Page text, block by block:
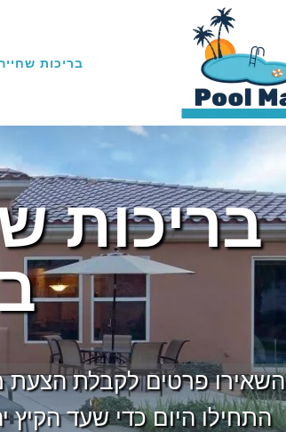
בריכות
בריכות
השאירו פרטים לקבלת הצעת
התחילו היום כדי שעד הקיץ